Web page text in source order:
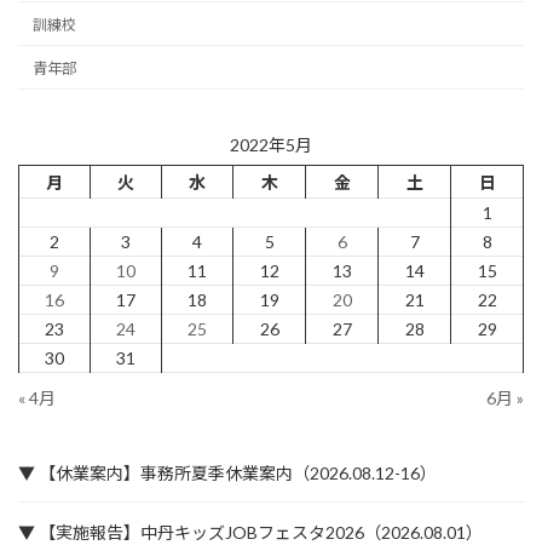
訓練校
青年部
2022年5月
月
火 水 木 金 土
日
1
2
3 4 5 6 7
8
9
10 11 12 13 14
15
16
17 18 19 20 21
22
23
24 25 26 27 28
29
30
31
« 4月
6月 »
▼ 【休業案内】事務所夏季休業案内（2026.08.12-16）
▼ 【実施報告】中丹キッズJOBフェスタ2026（2026.08.01）